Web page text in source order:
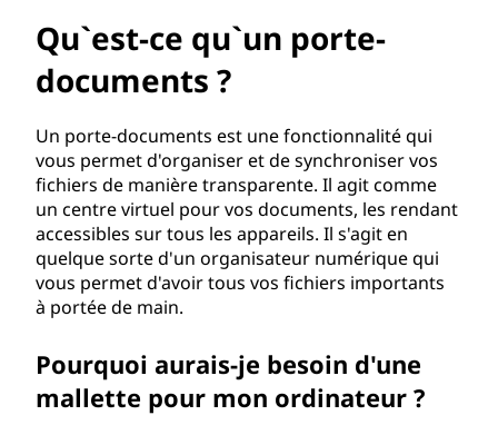
Qu`est-ce qu`un porte-
documents ?
Un porte-documents est une fonctionnalité qui
vous permet d'organiser et de synchroniser vos
fichiers de manière transparente. Il agit comme
un centre virtuel pour vos documents, les rendant
accessibles sur tous les appareils. Il s'agit en
quelque sorte d'un organisateur numérique qui
vous permet d'avoir tous vos fichiers importants
à portée de main.
Pourquoi aurais-je besoin d'une
mallette pour mon ordinateur ?